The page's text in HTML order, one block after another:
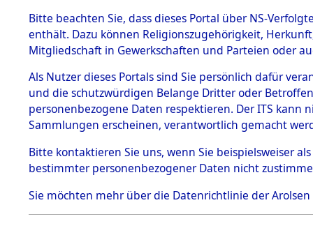
BESTÄNDE
1.
mente
5. Verschiedenes
5.3
Todesmärsche
5.3.1 Alliierte
Erhebungen
zu
Todesmärsch
en
5.3.2
von
Toter aus
Ort ihrer
0003
Bitte beachten Sie, dass dieses Portal über NS-
enthält. Dazu können Religionszugehörigkeit,
Mitgliedschaft in Gewerkschaften und Parteien oder
Als Nutzer dieses Portals sind Sie persönlich dafür
und die schutzwürdigen Belange Dritter oder
personenbezogene Daten respektieren. Der ITS
Sammlungen erscheinen, verantwortlich gemacht
Bitte kontaktieren Sie uns, wenn Sie beispielsweiser
bestimmter personenbezogener Daten nicht
Sie möchten mehr über die Datenrichtlinie der Arolsen